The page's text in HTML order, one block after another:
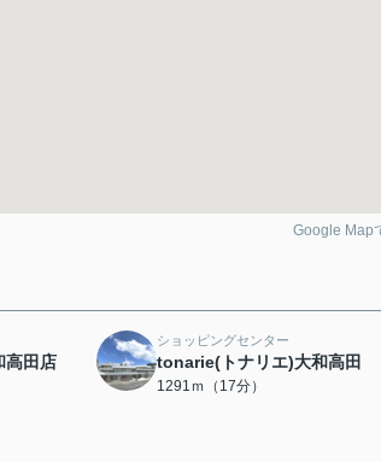
Google Map
高田店
ショッピングセンター
tonarie(トナリエ)大和高田
1291ｍ（17分）